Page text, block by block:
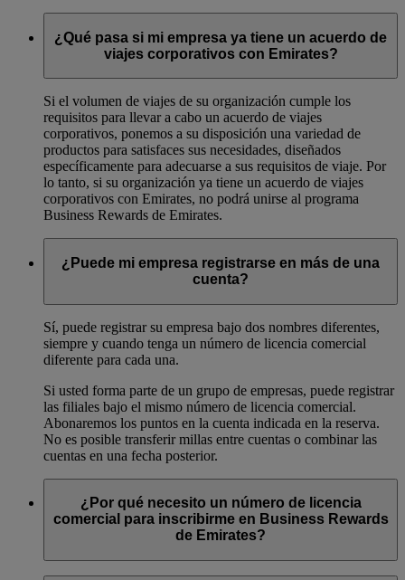
¿Qué pasa si mi empresa ya tiene un acuerdo de
viajes corporativos con Emirates?
Si el volumen de viajes de su organización cumple los
requisitos para llevar a cabo un acuerdo de viajes
corporativos, ponemos a su disposición una variedad de
productos para satisfaces sus necesidades, diseñados
específicamente para adecuarse a sus requisitos de viaje. Por
lo tanto, si su organización ya tiene un acuerdo de viajes
corporativos con Emirates, no podrá unirse al programa
Business Rewards de Emirates.
¿Puede mi empresa registrarse en más de una
cuenta?
Sí, puede registrar su empresa bajo dos nombres diferentes,
siempre y cuando tenga un número de licencia comercial
diferente para cada una.
Si usted forma parte de un grupo de empresas, puede registrar
las filiales bajo el mismo número de licencia comercial.
Abonaremos los puntos en la cuenta indicada en la reserva.
No es posible transferir millas entre cuentas o combinar las
cuentas en una fecha posterior.
¿Por qué necesito un número de licencia
comercial para inscribirme en Business Rewards
de Emirates?